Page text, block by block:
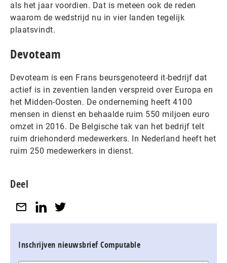
als het jaar voordien. Dat is meteen ook de reden
waarom de wedstrijd nu in vier landen tegelijk
plaatsvindt.
Devoteam
Devoteam is een Frans beursgenoteerd it-bedrijf dat
actief is in zeventien landen verspreid over Europa en
het Midden-Oosten. De onderneming heeft 4100
mensen in dienst en behaalde ruim 550 miljoen euro
omzet in 2016. De Belgische tak van het bedrijf telt
ruim driehonderd medewerkers. In Nederland heeft het
ruim 250 medewerkers in dienst.
Deel
Inschrijven nieuwsbrief Computable